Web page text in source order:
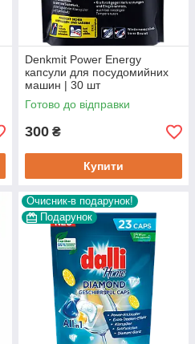
Denkmit Power Energy
капсули для посудомийних
машин | 30 шт
Готово до відправки
300 ₴
Купити
Очисник-в подарунок!
Подарунок